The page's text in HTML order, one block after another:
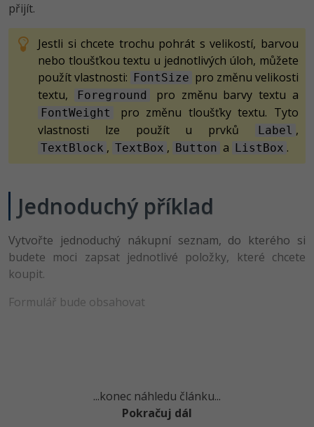
ASP.NET MVC
Django
Best practices
MySQL/MariaDB
MS-SQL
SQLite
Grafik / UX/UI návrhář
3D grafik
Projektový manažer
Databázový analytik
WordPress specialista
SEO specialista
C -80%
VB.NET
SQL
Návrh SW -80%
Umělá inteligence (AI) -10%
Pro děti
Datová analýza
Kurzy designu
-80%
přijít.
Jestli si chcete trochu pohrát s velikostí, barvou
nebo tloušťkou textu u jednotlivých úloh, můžete
použít vlastnosti: FontSize pro změnu velikosti
textu,
Foreground pro změnu barvy textu a
FontWeight
pro změnu tloušťky textu. Tyto
vlastnosti lze použít u prvků
Label ,
TextBlock , TextBox , Button a ListBox .
Jednoduchý příklad
Vytvořte jednoduchý nákupní seznam, do kterého si
budete moci zapsat jednotlivé položky, které chcete
koupit.
Formulář bude obsahovat
...konec náhledu článku...
Pokračuj dál